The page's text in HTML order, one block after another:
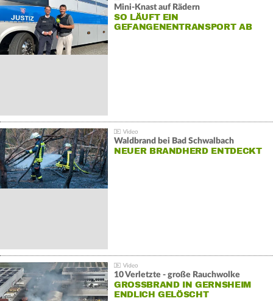
Mini-Knast auf Rädern
SO LÄUFT EIN
GEFANGENENTRANSPORT AB
Waldbrand bei Bad Schwalbach
NEUER BRANDHERD ENTDECKT
10 Verletzte - große Rauchwolke
GROSSBRAND IN GERNSHEIM E
NDLICH GELÖSCHT